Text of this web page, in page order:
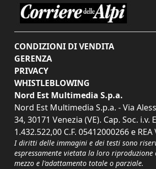
CONDIZIONI DI VENDITA
GERENZA
PRIVACY
WHISTLEBLOWING
Nord Est Multimedia S.p.a.
Nord Est Multimedia S.p.a. - Via
34, 30171 Venezia (VE). Cap. Soc. i.v.
1.432.522,00 C.F. 05412000266 e REA
I diritti delle immagini e dei testi sono
espressamente vietata la loro riproduzione
mezzo e l'adattamento totale o parziale.